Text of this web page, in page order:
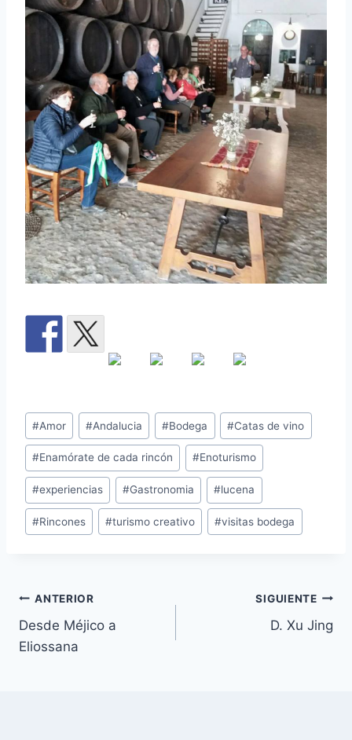
#Amor #Andalucia #Bodega #Catas de vino
#Enamórate de cada rincón #Enoturismo
#experiencias #Gastronomia #lucena
#Rincones #turismo creativo #visitas bodega
ANTERIOR
Desde Méjico a
Eliossana
SIGUIENTE
D. Xu Jing